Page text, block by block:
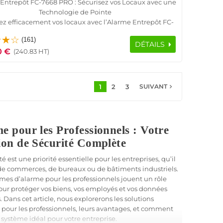
FC-7668 PRO : Sécurisez vos Locaux avec une
Technologie de Pointe
efficacement vos locaux avec l’Alarme Entrepôt FC-
une protection optimale. Dotée de 8 zones
cette centrale allie technologie avancée et
elle offre une couverture complète pour prévenir
toute intrusion.
Security assurent une gestion simplifiée et un
à distance. Grâce à sa technologie FSK 868 MHz, elle
garantit une transmission rapide des alertes.
et facile à installer, l’Alarme Entrepôt FC-
la solution idéale pour une sécurité haut de gamme
sans compromis. 🚀
(161)
€ (240.83 HT)
DÉTAILS
1 2 3 SUIVANTnavigate_next
pour les Professionnels : Votre
de Sécurité Complète
est une priorité essentielle pour les entreprises, qu’il
commerces, de bureaux ou de bâtiments industriels.
d’alarme pour les professionnels jouent un rôle
protéger vos biens, vos employés et vos données
Dans cet article, nous explorerons les solutions
pour les professionnels, leurs avantages, et comment
idéal pour votre entreprise.